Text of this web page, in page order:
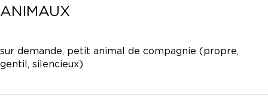
ANIMAUX
sur demande, petit animal de compagnie (propre,
gentil, silencieux)